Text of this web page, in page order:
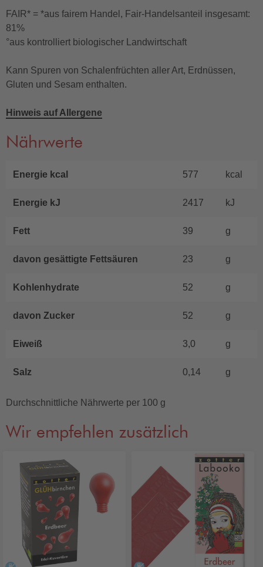
FAIR* = *aus fairem Handel, Fair-Handelsanteil insgesamt:
81%
°aus kontrolliert biologischer Landwirtschaft
Kann Spuren von Schalenfrüchten aller Art, Erdnüssen,
Gluten und Sesam enthalten.
Hinweis auf Allergene
Nährwerte
Energie kcal 577 kcal
Energie kJ 2417 kJ
Fett 39 g
davon gesättigte Fettsäuren 23 g
Kohlenhydrate 52 g
davon Zucker 52 g
Eiweiß 3,0 g
Salz 0,14 g
Durchschnittliche Nährwerte per 100 g
Wir empfehlen zusätzlich